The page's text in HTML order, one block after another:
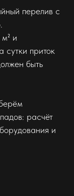
перелив с
и
приток
быть
расчёт
и